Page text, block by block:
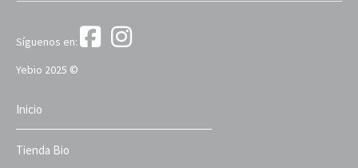
Síguenos en:
Yebio 2025 ©
Inicio
Tienda Bio